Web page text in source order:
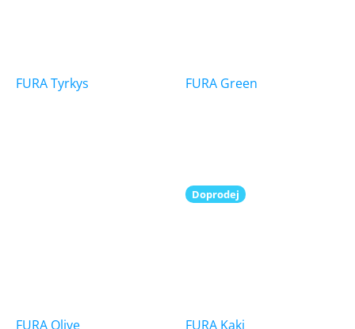
FURA Tyrkys FURA Green
FURA Olive
Doprodej
FURA Kaki